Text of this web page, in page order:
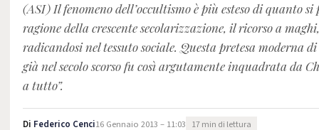
(ASI) Il fenomeno dell’occultismo è più esteso di quanto
ragione della crescente secolarizzazione, il ricorso a
radicandosi nel tessuto sociale. Questa pretesa moderna
già nel secolo scorso fu così argutamente inquadrata da
a tutto”.
Di Federico Cenci16 Gennaio 2013 – 11:03 17 min di lettura